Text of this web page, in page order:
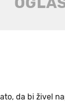
da bi živel